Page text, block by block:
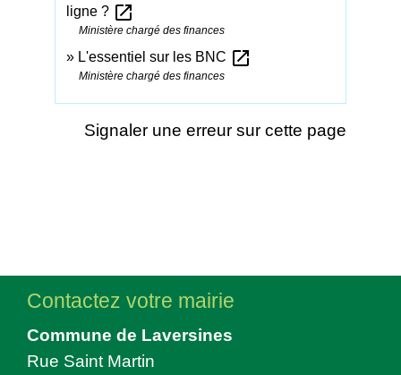
ligne ? open_in_new
Ministère chargé des finances
L'essentiel sur les BNC open_in_new
Ministère chargé des finances
Signaler une erreur sur cette page
Contactez votre mairie
Commune de Laversines
Rue Saint Martin